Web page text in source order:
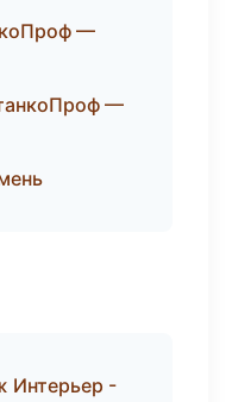
—
—
Интерьер -